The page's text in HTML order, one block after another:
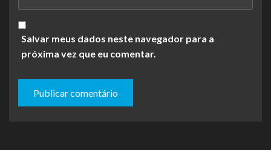
Salvar meus dados neste navegador para a
próxima vez que eu comentar.